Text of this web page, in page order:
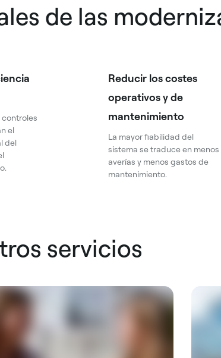
de las
controles
el
del
Reducir los costes
operativos y de
mantenimiento
La mayor fiabilidad del
sistema se traduce en menos
averías y menos gastos de
mantenimiento.
servicios